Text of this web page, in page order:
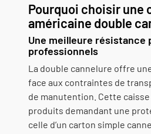
Pourquoi choisir une
américaine double
Une meilleure résistance
professionnels
La double cannelure offre
face aux contraintes de
de manutention. Cette
produits demandant une
celle d’un carton simple